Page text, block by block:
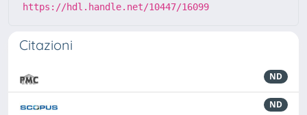
https://hdl.handle.net/10447/16099
Citazioni
ND
ND